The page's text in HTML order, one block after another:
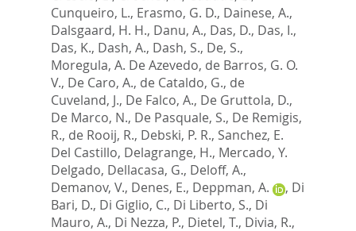
Cunqueiro, L., Erasmo, G. D., Dainese, A.,
Dalsgaard, H. H., Danu, A., Das, D., Das, I.,
Das, K., Dash, A., Dash, S., De, S.,
Moregula, A. De Azevedo, de Barros, G. O.
V., De Caro, A., de Cataldo, G., de
Cuveland, J., De Falco, A., De Gruttola, D.,
De Marco, N., De Pasquale, S., De Remigis,
R., de Rooij, R., Debski, P. R., Sanchez, E.
Del Castillo, Delagrange, H., Mercado, Y.
Delgado, Dellacasa, G., Deloff, A.,
Demanov, V., Denes, E., Deppman, A. , Di
Bari, D., Di Giglio, C., Di Liberto, S., Di
Mauro, A., Di Nezza, P., Dietel, T., Divia, R.,